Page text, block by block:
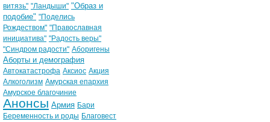
витязь" "Ландыши" "Образ и
подобие" "Поделись
Рождеством" "Православная
инициатива" "Радость веры"
"Синдром радости" Аборигены
Аборты и демография
Автокатастрофа Аксиос Акция
Алкоголизм Амурская епархия
Амурское благочиние
Анонсы Армия Бари
Беременность и роды Благовест